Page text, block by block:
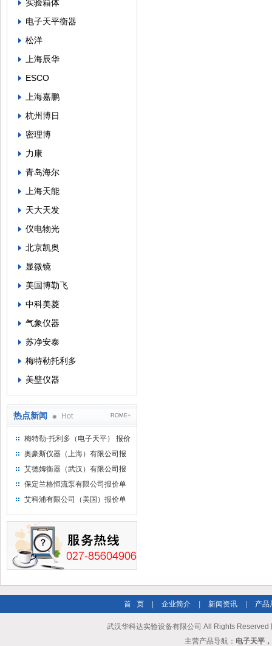
实验箱体
电子天平衡器
松洋
上海辰华
ESCO
上海嘉鹏
杭州博日
密理博
力康
青岛海尔
上海天能
天大天发
仪电物光
北京凯奥
显微镜
美国博勒飞
中科美菱
气象仪器
苏净安泰
梅特勒托利多
美壁仪器
热点新闻 Hot ROME+
梅特勒-托利多（电子天平） 报价
单
奥豪斯仪器（上海）有限公司报
价单
艾德姆衡器（武汉）有限公司报
价单
保定兰格恒流泵有限公司报价单
艾科浦有限公司（美国）报价单
首 页 企业简介 新闻资讯 产品
武汉华科达实验设备有限公司 All Rights Reserved
主营产品导航： 电子天平